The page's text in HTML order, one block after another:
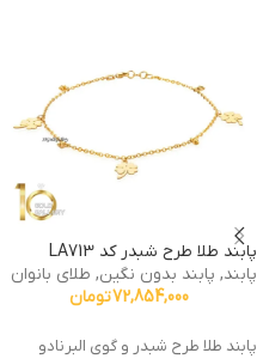
پابند طلا طرح شبدر کد LA713
پابند, پابند بدون نگین, طلای بانوان
72,854,000تومان
پابند طلا طرح شبدر و گوی البرنادو